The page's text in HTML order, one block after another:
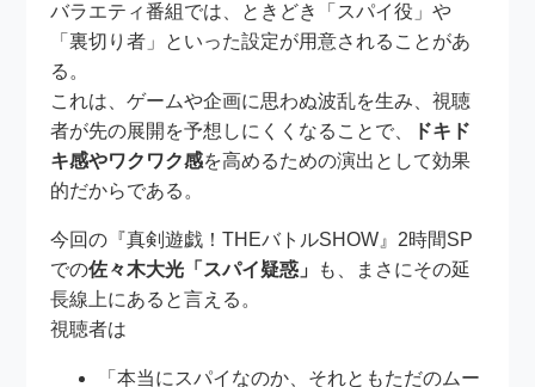
バラエティ番組では、ときどき「スパイ役」や
「裏切り者」といった設定が用意されることがあ
る。
これは、ゲームや企画に思わぬ波乱を生み、視聴
者が先の展開を予想しにくくなることで、
ドキド
キ感やワクワク感を高めるための演出として効果
的だからである。
今回の『真剣遊戯！THEバトルSHOW』2時間SP
での佐々木大光「スパイ疑惑」
も、まさにその延
長線上にあると言える。
視聴者は
「本当にスパイなのか、それともただのムー